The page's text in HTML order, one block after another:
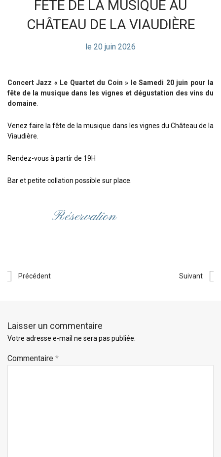
FÊTE DE LA MUSIQUE AU
CHÂTEAU DE LA VIAUDIÈRE
le 20 juin 2026
Concert Jazz « Le Quartet du Coin » le Samedi 20 juin pour la
fête de la musique dans les vignes et dégustation des vins du
domaine
Venez faire la fête de la musique dans les vignes du Château de la
Viaudière.
Rendez-vous à partir de 19H
Bar et petite collation possible sur place.
Réservation
Précédent Suivant
Laisser un commentaire
Votre adresse e-mail ne sera pas publiée.
Commentaire *